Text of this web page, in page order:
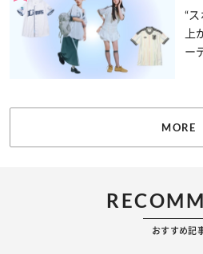
“
上
ー
MORE
おすすめ記